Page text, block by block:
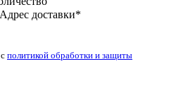
Адрес доставки*
политикой обработки и защиты